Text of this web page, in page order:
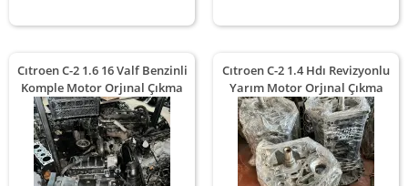
Cıtroen C-2 1.6 16 Valf Benzinli
Komple Motor Orjınal Çıkma
Cıtroen C-2 1.4 Hdı Revizyonlu
Yarım Motor Orjınal Çıkma